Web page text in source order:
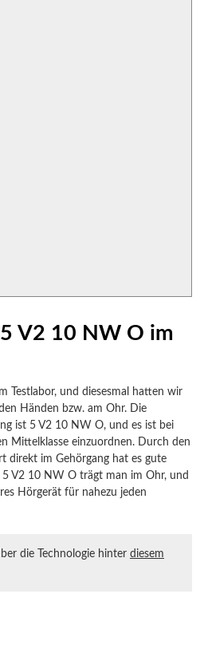
5 V2 10 NW O im
Testlabor, und diesesmal hatten wir
Händen bzw. am Ohr. Die
ist 5 V2 10 NW O, und es ist bei
Mittelklasse einzuordnen. Durch den
direkt im Gehörgang hat es gute
5 V2 10 NW O trägt man im Ohr, und
Hörgerät für nahezu jeden
die Technologie hinter diesem